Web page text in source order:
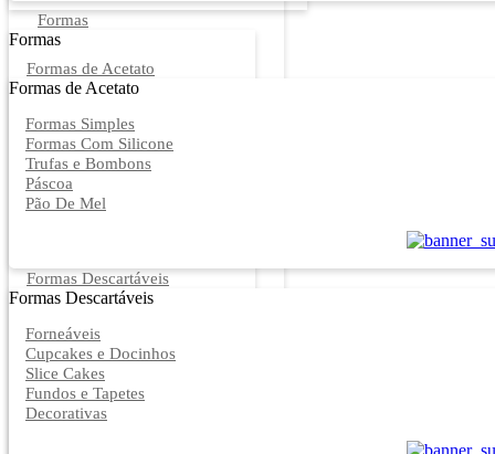
Formas
Formas
Formas de Acetato
Formas de Acetato
Formas Simples
Formas Com Silicone
Trufas e Bombons
Páscoa
Pão De Mel
Formas Descartáveis
Formas Descartáveis
Forneáveis
Cupcakes e Docinhos
Slice Cakes
Fundos e Tapetes
Decorativas